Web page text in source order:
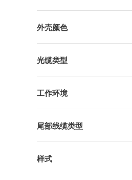
外壳颜色
光缆类型
工作环境
尾部线缆类型
样式